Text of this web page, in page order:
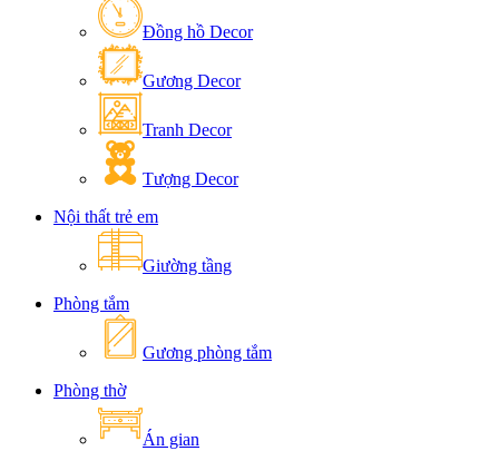
Đồng hồ Decor
Gương Decor
Tranh Decor
Tượng Decor
Nội thất trẻ em
Giường tầng
Phòng tắm
Gương phòng tắm
Phòng thờ
Án gian